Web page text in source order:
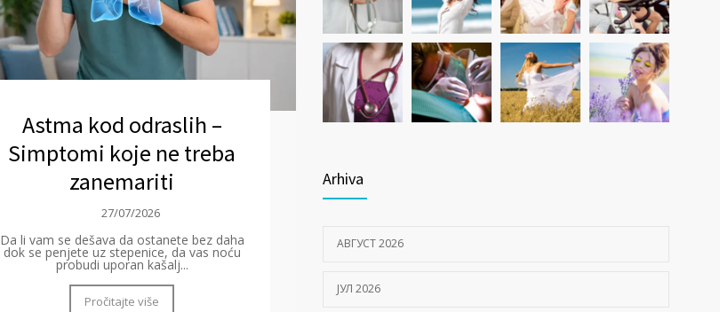
Astma kod odraslih –
Simptomi koje ne treba
zanemariti
27/07/2026
Da li vam se dešava da ostanete bez daha
dok se penjete uz stepenice, da vas noću
probudi uporan kašalj...
Pročitajte više
Arhiva
АВГУСТ 2026
ЈУЛ 2026